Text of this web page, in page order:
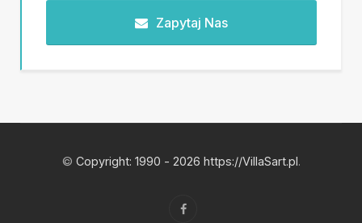
Zapytaj Nas
© Copyright: 1990 - 2026 https://VillaSart.pl.